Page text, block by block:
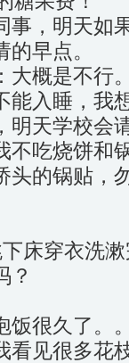
事，明天如
早点。
大概是不行
能入睡，我
明天学校会
不吃烧饼和
头的锅贴，
床穿衣洗
？
饭很久了。
看见很多花